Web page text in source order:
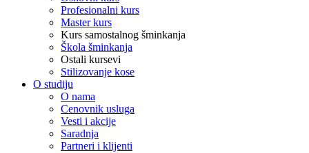
Profesionalni kurs
Master kurs
Kurs samostalnog šminkanja
Škola šminkanja
Ostali kursevi
Stilizovanje kose
O studiju
O nama
Cenovnik usluga
Vesti i akcije
Saradnja
Partneri i klijenti